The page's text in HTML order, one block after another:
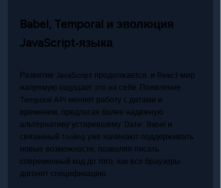
Babel, Temporal и эволюция
JavaScript‑языка
Развитие JavaScript продолжается, и React‑мир
напрямую ощущает это на себе. Появление
Temporal API меняет работу с датами и
временем, предлагая более надёжную
альтернативу устаревшему `Date`. Babel и
связанный tooling уже начинают поддерживать
новые возможности, позволяя писать
современный код до того, как все браузеры
догонят спецификацию.